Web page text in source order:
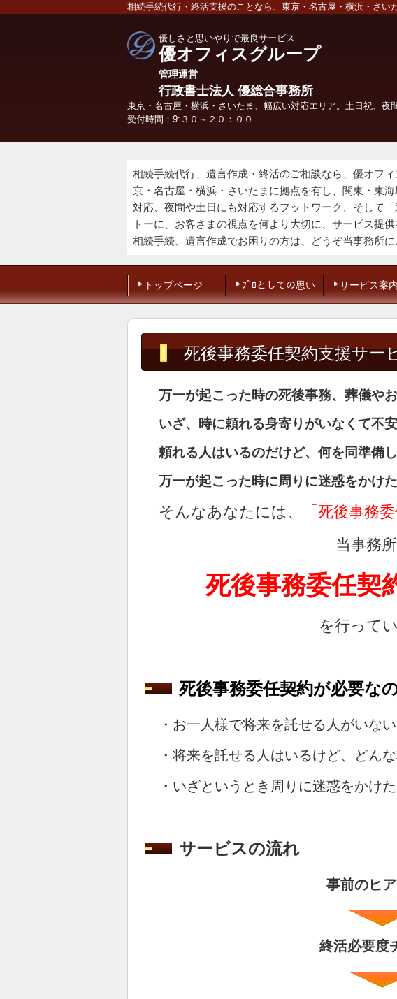
相続手続代行・終活支援のことなら、東京・名古屋・横浜・さい
優しさと思いやりで最良サービス
優オフィスグループ
管理運営
行政書士法人 優総合事務所
東京・名古屋・横浜・さいたま、幅広い対応エリア。土日祝、夜
受付時間：9:３０～２０：００
相続手続代行、遺言作成・終活のご相談なら、優オフ
京・名古屋・横浜・さいたまに拠点を有し、関東・東
対応、夜間や土日にも対応するフットワーク、そして
トーに、お客さまの視点を何より大切に、サービス提供
相続手続、遺言作成でお困りの方は、どうぞ当事務所に
トップページ ﾌﾟﾛとしての思い サービス案内
死後事務委任契約支援サー
万一が起こった時の死後事務、葬儀や
いざ、時に頼れる身寄りがいなくて不
頼れる人はいるのだけど、何を同準備
万一が起こった時に周りに迷惑をかけた
そんなあなたには、 「死後事務
当事務
死後事務委任契
を行って
死後事務委任契約が必要な
・お一人様で将来を託せる人がいない
・将来を託せる人はいるけど、どん
・いざというとき周りに迷惑をかけ
サービスの流れ
事前のヒ
終活必要度